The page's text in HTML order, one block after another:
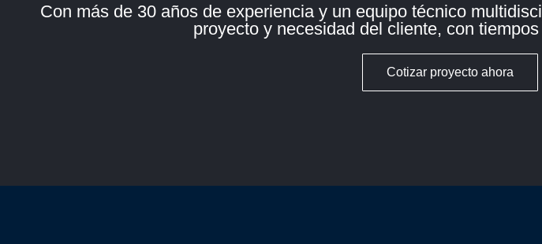
Con más de 30 años de experiencia y un equipo técnico
proyecto y necesidad del cliente, con
Cotizar proyecto ahora